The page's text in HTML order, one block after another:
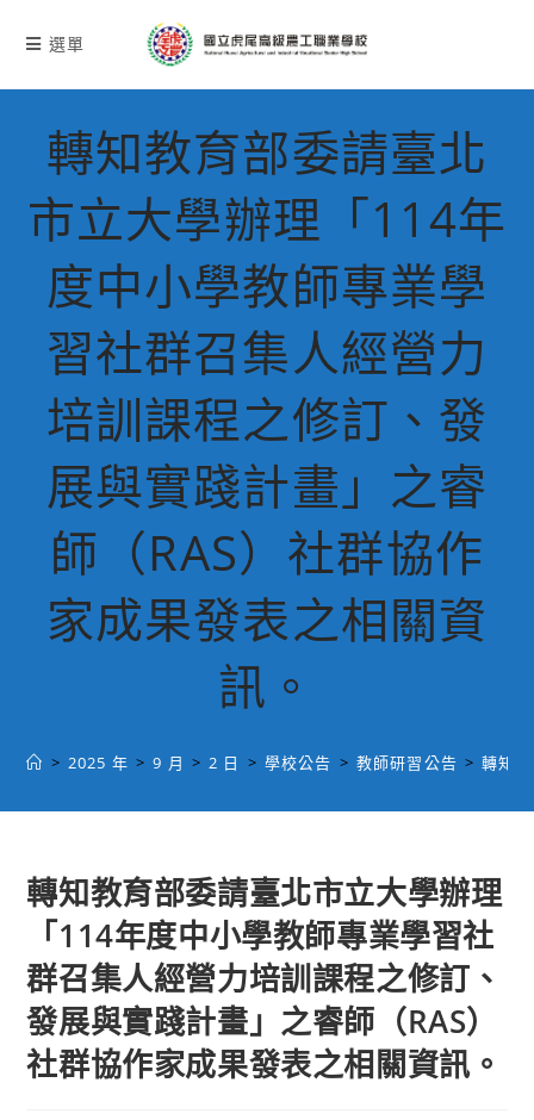
選單
轉知教育部委請臺北
市立大學辦理「114年
度中小學教師專業學
習社群召集人經營力
培訓課程之修訂、發
展與實踐計畫」之睿
師（RAS）社群協作
家成果發表之相關資
訊。
> 2025 年 > 9 月 > 2 日 > 學校公告 > 教師研習公告 > 轉知
轉知教育部委請臺北市立大學辦理
「114年度中小學教師專業學習社
群召集人經營力培訓課程之修訂、
發展與實踐計畫」之睿師（RAS）
社群協作家成果發表之相關資訊。